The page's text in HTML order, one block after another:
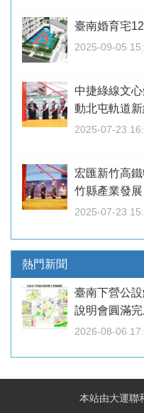
臺南婚育宅
2025-09-05
中捷綠線文
動北屯軌道
2025-07-23
宏匯新竹高
竹縣產業發展
2025-07-23
熱門新聞
臺南下營公
說明會圓滿
2026-08-06
本站由大運聯